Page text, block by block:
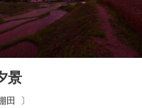
田
景